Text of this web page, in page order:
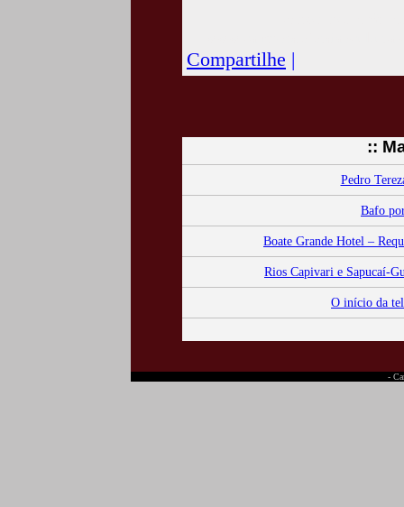
Compartilhe |
::
Pedro
Bafo
Boate Grande Hotel –
Rios Capivari e Sapucaí-
O início da
-